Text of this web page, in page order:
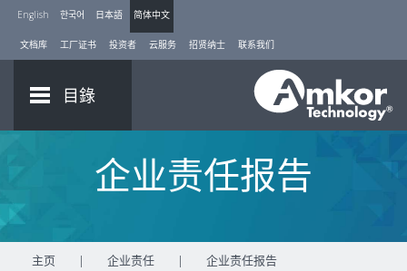
English 한국어 日本語 简体中文
文档库 工厂证书 投资者 云服务 招贤纳士 联系我们
目錄
企业责任报告
主页 | 企业责任 | 企业责任报告